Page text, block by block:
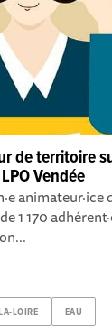
de territoire
Vendée
1 170
LOIRE EAU